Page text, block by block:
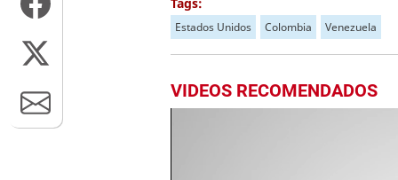
Estados Unidos Colombia Venezuela
VIDEOS RECOMENDADOS